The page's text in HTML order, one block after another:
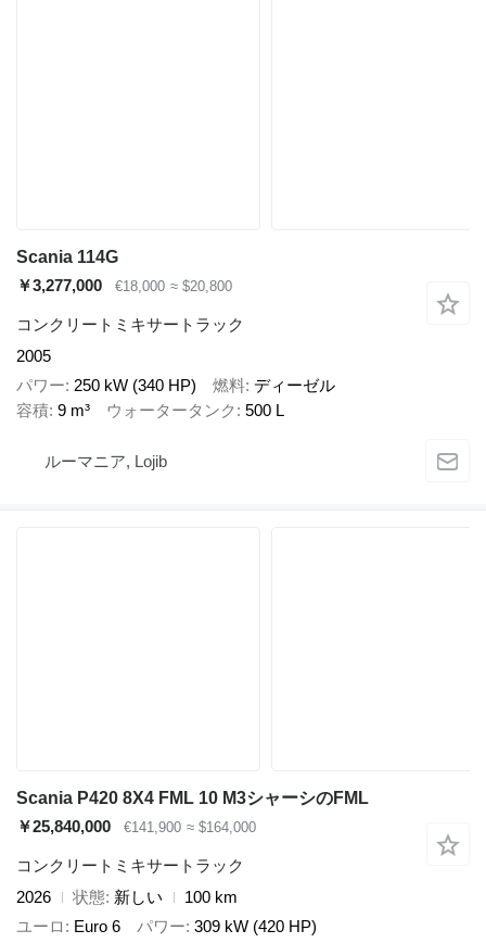
Scania 114G
￥3,277,000
€18,000 ≈ $20,800
コンクリートミキサートラック
2005
パワー 250 kW (340 HP) 燃料 ディーゼル
容積 9 m³ ウォータータンク 500 L
ルーマニア, Lojib
Scania P420 8X4 FML 10 M3シャーシのFML
￥25,840,000
€141,900 ≈ $164,000
コンクリートミキサートラック
2026
状態 新しい
100 km
ユーロ
Euro 6 パワー 309 kW (420 HP)